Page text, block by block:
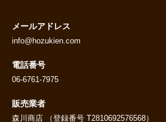
メールアドレス
info@hozukien.com
電話番号
06-6761-7975
販売業者
森川商店 （登録番号 T2810692576568）